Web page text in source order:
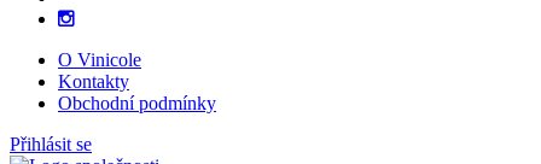
O Vinicole
Kontakty
Obchodní podmínky
Přihlásit se